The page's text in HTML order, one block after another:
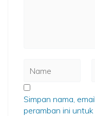
Simpan nama,
peramban ini